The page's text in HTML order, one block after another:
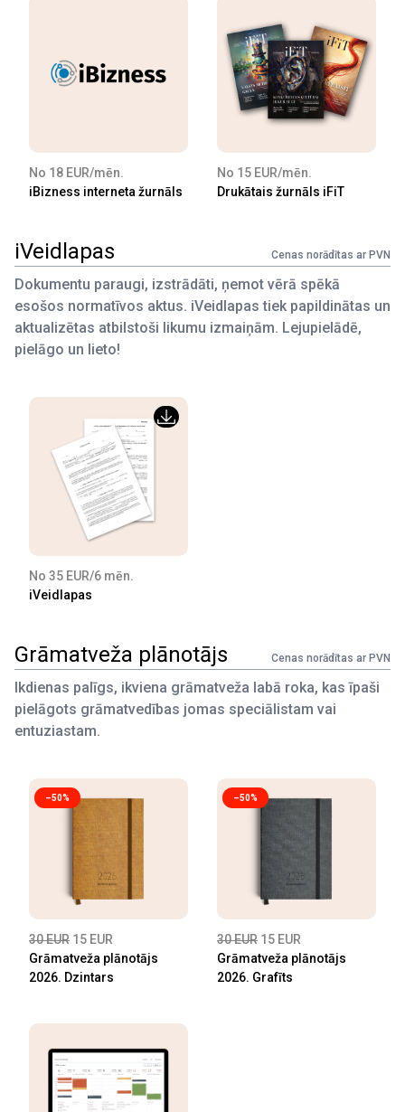
No 18 EUR/mēn.
iBizness interneta žurnāls
No 15 EUR/mēn.
Drukātais žurnāls iFiT
iVeidlapas Cenas norādītas ar PVN
Dokumentu paraugi, izstrādāti, ņemot vērā spēkā
esošos normatīvos aktus. iVeidlapas tiek papildinātas un
aktualizētas atbilstoši likumu izmaiņām. Lejupielādē,
pielāgo un lieto!
No 35 EUR/6 mēn.
iVeidlapas
Grāmatveža plānotājs Cenas norādītas ar PVN
Ikdienas palīgs, ikviena grāmatveža labā roka, kas īpaši
pielāgots grāmatvedības jomas speciālistam vai
entuziastam.
–50%
30 EUR 15 EUR
Grāmatveža plānotājs
2026. Dzintars
–50%
30 EUR 15 EUR
Grāmatveža plānotājs
2026. Grafīts